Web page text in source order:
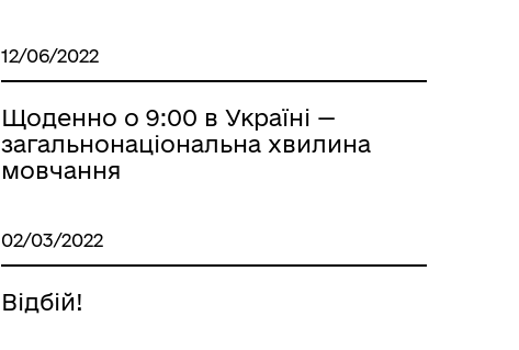
12/06/2022
Щоденно о 9:00 в Україні —
загальнонаціональна хвилина
мовчання
02/03/2022
Відбій!